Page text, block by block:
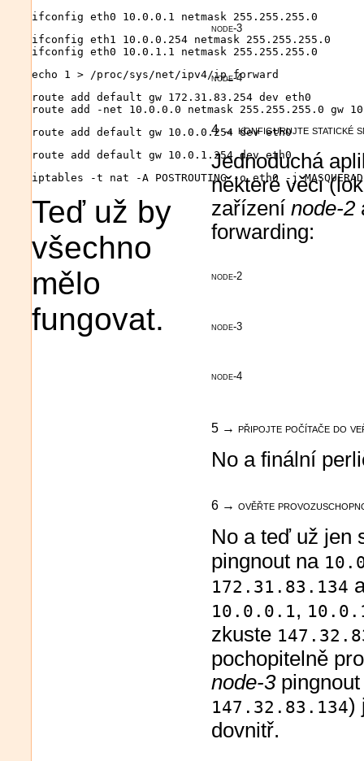
node-3
ifconfig eth0 10.0.0.1 netmask 255.255.255.0
node-4
ifconfig eth1 10.0.0.254 netmask 255.255.255.0
ifconfig eth0 10.0.1.1 netmask 255.255.255.0
4 → konfigurujte statické
Jednoduchá
některé věci
zařízení node-2
forwarding:
echo 1 > /proc/sys/net/ipv4/ip_forward
node-2
route add default gw 172.31.83.254 dev eth0
route add -net 10.0.0.0 netmask 255.255.255.0 gw
node-3
route add default gw 10.0.0.254 dev eth0
node-4
route add default gw 10.0.1.254 dev eth0
5 → připojte počítače do
No a finální
iptables -t nat -A POSTROUTING -o eth0 -j
Teď už by
všechno
mělo
fungovat.
6 → ověřte
No a teď už jen
pingnout na
172.31.83.134
10.0.0.1,
zkuste
pochopitelně
node-3
147.32.83.134)
dovnitř.